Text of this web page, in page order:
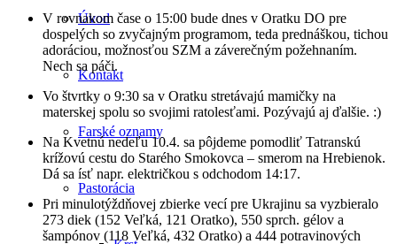
Úvod
Kontakt
Farské oznamy
Pastorácia
V rovnakom čase o 15:00 bude dnes v Oratku DO pre
dospelých so zvyčajným programom, teda prednáškou, tichou
adoráciou, možnosťou SZM a záverečným požehnaním.
Nech sa páči.
Vo štvrtky o 9:30 sa v Oratku stretávajú mamičky na
materskej spolu so svojimi ratolesťami. Pozývajú aj ďalšie. :)
Na Kvetnú nedeľu 10.4. sa pôjdeme pomodliť Tatranskú
krížovú cestu do Starého Smokovca – smerom na Hrebienok.
Dá sa ísť napr. električkou s odchodom 14:17.
Pri minulotýždňovej zbierke vecí pre Ukrajinu sa vyzbieralo
273 diek (152 Veľká, 121 Oratko), 550 sprch. gélov a
šampónov (118 Veľká, 432 Oratko) a 444 potravinových